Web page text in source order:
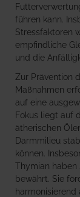
führen kann.
Stressfaktoren
empfindliche
und die
Zur Prävention
Maßnahmen
auf eine
Fokus liegt auf
ätherischen
Darmmilieu
können.
Thymian haben
bewährt. Sie